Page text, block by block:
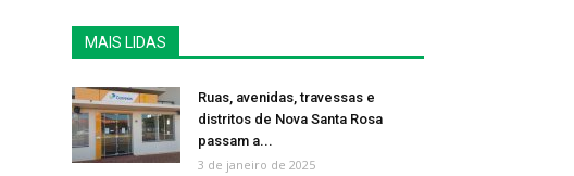
MAIS LIDAS
Ruas, avenidas, travessas e
distritos de Nova Santa Rosa
passam a...
3 de janeiro de 2025